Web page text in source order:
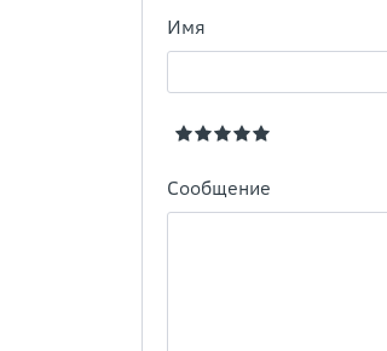
Имя
Сообщение